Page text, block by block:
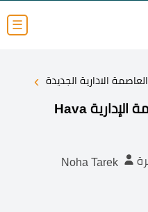
☰
العاصمة الادارية الجديدة ›
كمبوند هافا ريزيدنس العاصمة الإدارية Hava
Noha Tarek